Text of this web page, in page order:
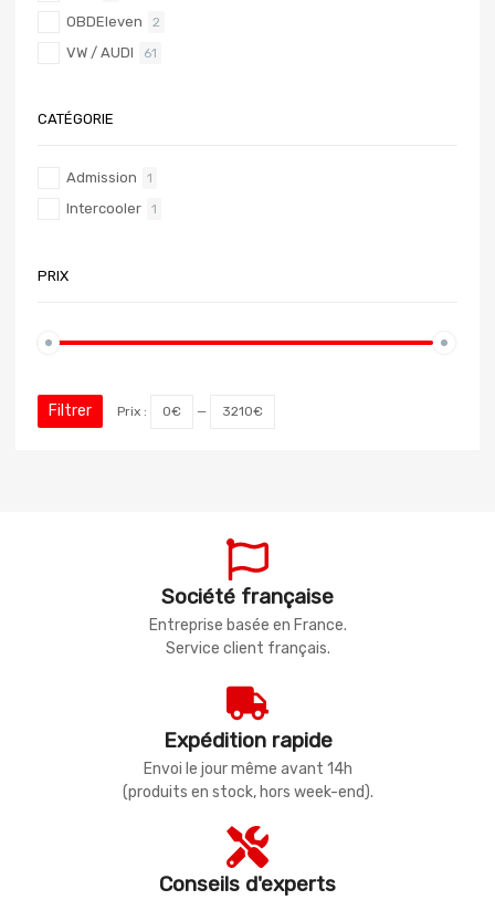
OBDEleven 2
VW / AUDI 61
CATÉGORIE
Admission 1
Intercooler 1
PRIX
Filtrer Prix : 0€ — 3210€
Société française
Entreprise basée en France.
Service client français.
Expédition rapide
Envoi le jour même avant 14h
(produits en stock, hors week-end).
Conseils d'experts